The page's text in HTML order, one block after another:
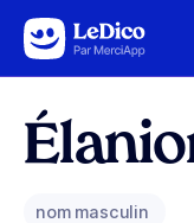
Aller au contenu
nom masculin